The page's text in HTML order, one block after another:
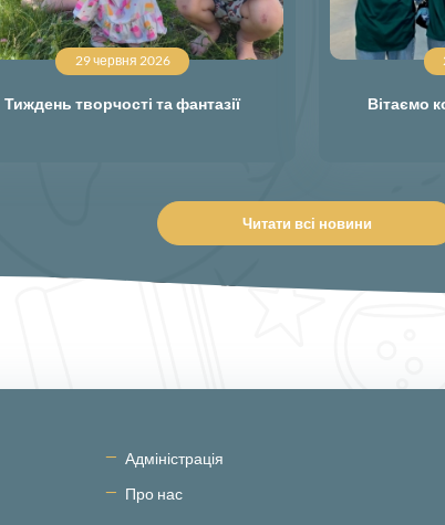
29 червня 2026
Тиждень творчості та фантазії Вітаємо
Читати всі новини
Адміністрація
Про нас